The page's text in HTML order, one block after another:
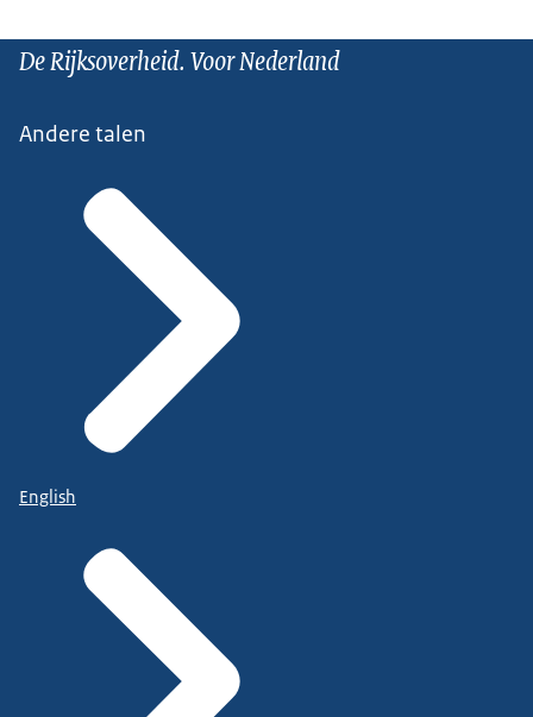
De Rijksoverheid. Voor Nederland
Andere talen
English